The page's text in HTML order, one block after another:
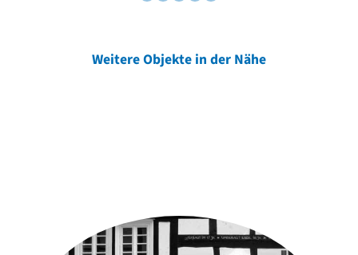
Weitere Objekte in der Nähe